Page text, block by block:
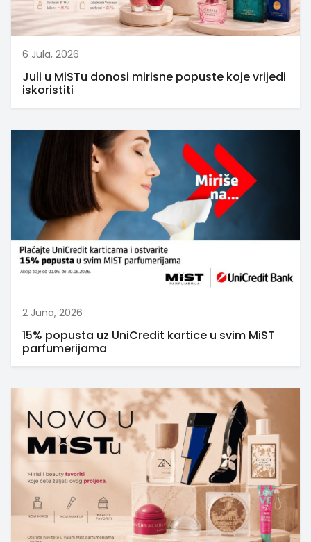
6 Jula, 2026
Juli u MiSTu donosi mirisne popuste koje vrijedi
iskoristiti
2 Juna, 2026
15% popusta uz UniCredit kartice u svim MiST
parfumerijama